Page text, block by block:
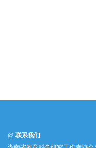
联系我们